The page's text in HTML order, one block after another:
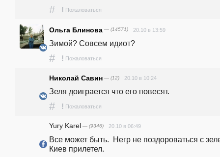
# ! Пожаловаться
Ольга Блинова — (14571) 20.10 в 13:59
Зимой? Совсем идиот?
# ! Пожаловаться
Николай Савин — (12) 20.10 в 10:24
Зеля доиграется что его повесят.
# ! Пожаловаться
Yury Karel — (9346) 20.10 в 06:49
Все может быть.  Негр не поздороваться с
Киев прилетел.